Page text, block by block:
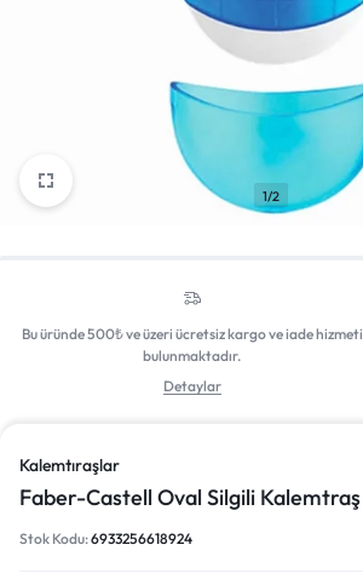
Giriş Yap
1/2
Bu üründe 500₺ ve üzeri ücretsiz kargo ve iade hizmeti
bulunmaktadır.
Detaylar
Kalemtıraşlar
Faber-Castell Oval Silgili Kalemtraş
Stok Kodu:6933256618924